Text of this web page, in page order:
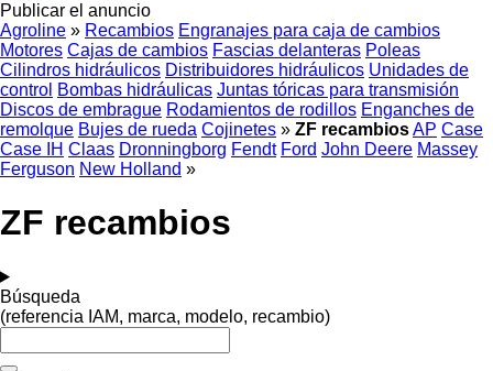
Publicar el anuncio
Agroline » Recambios Engranajes para caja de cambios
Motores Cajas de cambios Fascias delanteras Poleas
Cilindros hidráulicos Distribuidores hidráulicos Unidades de
control Bombas hidráulicas Juntas tóricas para transmisión
Discos de embrague Rodamientos de rodillos Enganches de
remolque Bujes de rueda Cojinetes » ZF recambiosAP Case
Case IH Claas Dronningborg Fendt Ford John Deere Massey
Ferguson New Holland »
ZF recambios
Búsqueda
(referencia IAM, marca, modelo, recambio)